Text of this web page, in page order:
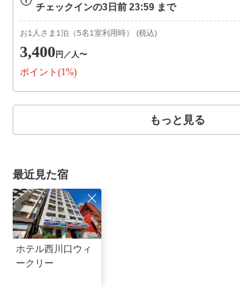
お1人さま1泊（5名1室利用時） (税込)
3,400円 ／人〜
ポイント(1%)
もっと見る
最近見た宿
ホテル西川口ウィ
ークリー